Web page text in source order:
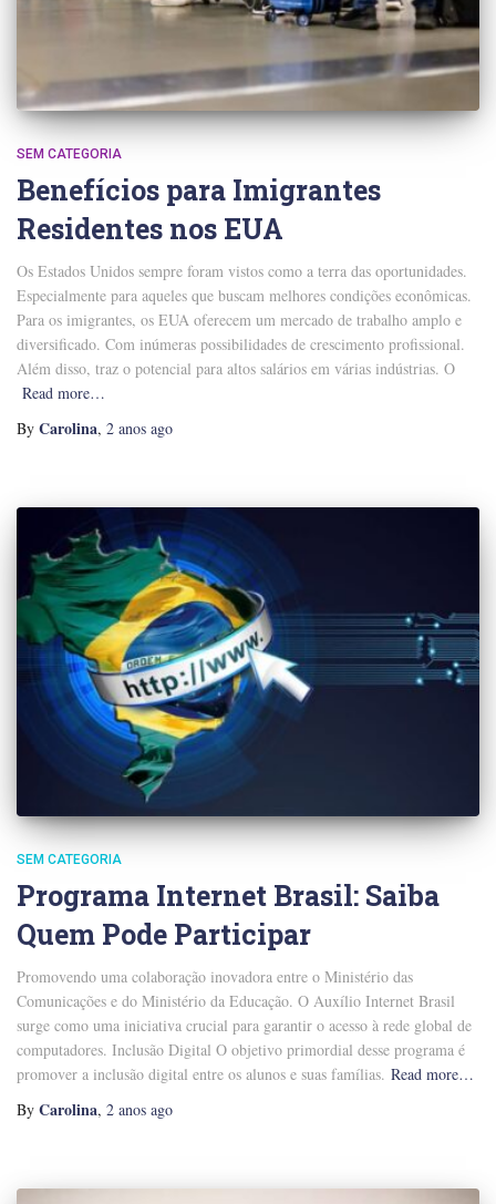
SEM CATEGORIA
Benefícios para Imigrantes
Residentes nos EUA
Os Estados Unidos sempre foram vistos como a terra das oportunidades.
Especialmente para aqueles que buscam melhores condições econômicas.
Para os imigrantes, os EUA oferecem um mercado de trabalho amplo e
diversificado. Com inúmeras possibilidades de crescimento profissional.
Além disso, traz o potencial para altos salários em várias indústrias. O
Read more…
By Carolina, 2 anos ago
SEM CATEGORIA
Programa Internet Brasil: Saiba
Quem Pode Participar
Promovendo uma colaboração inovadora entre o Ministério das
Comunicações e do Ministério da Educação. O Auxílio Internet Brasil
surge como uma iniciativa crucial para garantir o acesso à rede global de
computadores. Inclusão Digital O objetivo primordial desse programa é
promover a inclusão digital entre os alunos e suas famílias. Read more…
By Carolina, 2 anos ago